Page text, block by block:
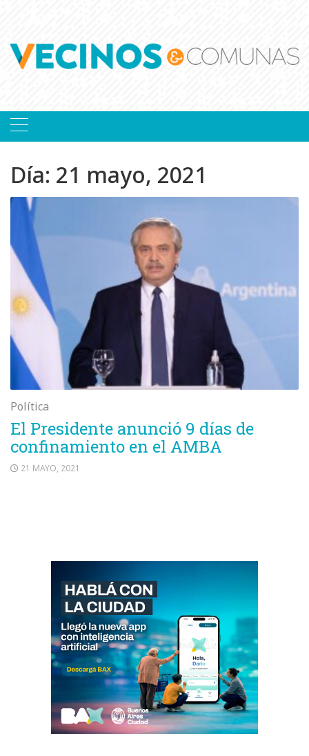
Día: 21 mayo, 2021
Política
El Presidente anunció 9 días de
confinamiento en el AMBA
21 MAYO, 2021